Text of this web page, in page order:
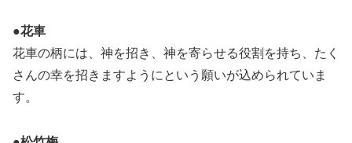
●花車
花車の柄には、神を招き、神を寄らせる役割を持ち、たく
さんの幸を招きますようにという願いが込められていま
す。